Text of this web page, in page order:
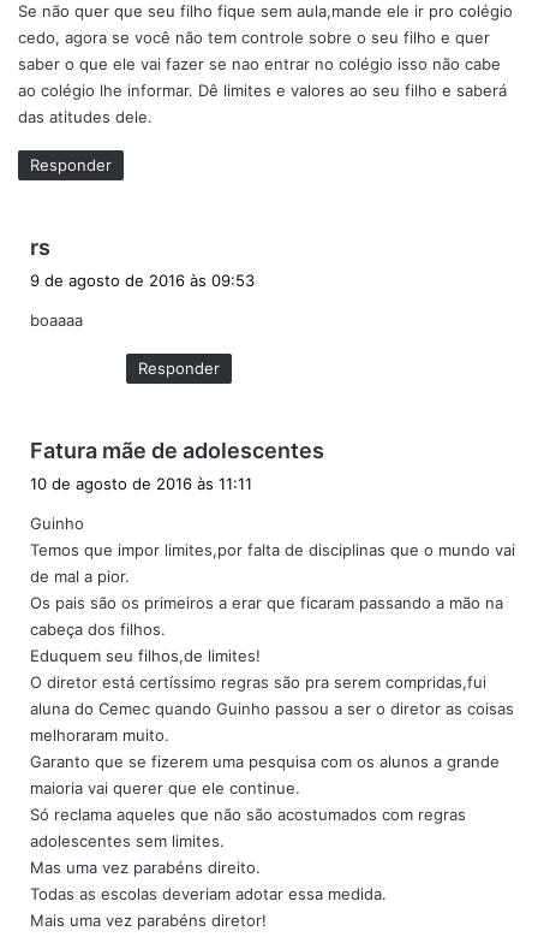
s
e
:
Se não quer que seu filho fique sem aula,mande ele ir pro colégio
cedo, agora se você não tem controle sobre o seu filho e quer
saber o que ele vai fazer se nao entrar no colégio isso não cabe
ao colégio lhe informar. Dê limites e valores ao seu filho e saberá
das atitudes dele.
Responder
rs
i
s
9 de agosto de 2016 às 09:53
boaaaa
Responder
Fatura mãe de adolescentes
e
10 de agosto de 2016 às 11:11
Guinho
Temos que impor limites,por falta de disciplinas que o mundo vai
de mal a pior.
Os pais são os primeiros a erar que ficaram passando a mão na
cabeça dos filhos.
Eduquem seu filhos,de limites!
O diretor está certíssimo regras são pra serem compridas,fui
aluna do Cemec quando Guinho passou a ser o diretor as coisas
melhoraram muito.
Garanto que se fizerem uma pesquisa com os alunos a grande
maioria vai querer que ele continue.
Só reclama aqueles que não são acostumados com regras
adolescentes sem limites.
Mas uma vez parabéns direito.
Todas as escolas deveriam adotar essa medida.
Mais uma vez parabéns diretor!